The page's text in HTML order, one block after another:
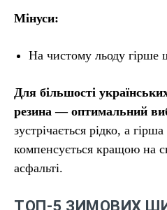
Мінуси:
На чистому льоду гірше
Для більшості
резина — оптимальний
зустрічається рідко, а
компенсується кращою на
асфальті.
ТОП-5 ЗИМОВИХ